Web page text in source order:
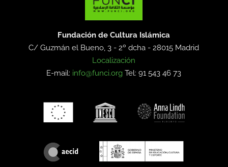
Fundación de Cultura Islámica
C/ Guzmán el Bueno, 3 - 2º dcha -28015 Madrid
Localización
E-mail: info@funci.org Tel: 91 543 46 73